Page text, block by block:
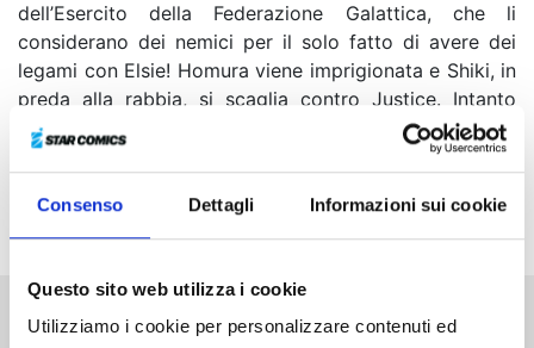
Consenso Dettagli Informazioni sui cookie
Questo sito web utilizza i cookie
Utilizziamo i cookie per personalizzare contenuti ed
dell’Esercito della Federazione Galattica, che li
considerano dei nemici per il solo fatto di avere dei
legami con Elsie! Homura viene imprigionata e Shiki, in
preda alla rabbia, si scaglia contro Justice. Intanto
Hermit, che si è diretta con Weisz al server satellitare
da cui proviene il virus che ha fatto impazzire le
del passato...